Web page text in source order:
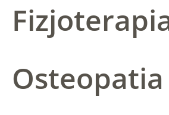
Osteopatia